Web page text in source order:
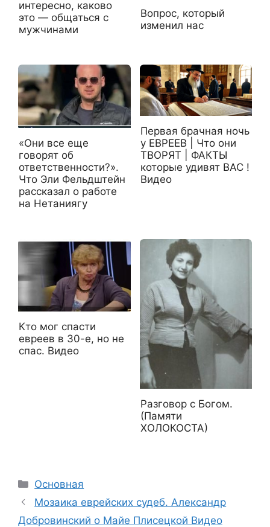
интересно, каково
это — общаться с
мужчинами
Вопрос, который
изменил нас
«Они все еще
говорят об
ответственности?».
Что Эли Фельдштейн
рассказал о работе
на Нетаниягу
Первая брачная ночь
у ЕВРЕЕВ | Что они
ТВОРЯТ | ФАКТЫ
которые удивят ВАС !
Видео
Кто мог спасти
евреев в 30-е, но не
спас. Видео
Разговор с Богом.
(Памяти
ХОЛОКОСТА)
Рубрики
Основная
Мозаика еврейских судеб. Александр
Добровинский о Майе Плисецкой Видео